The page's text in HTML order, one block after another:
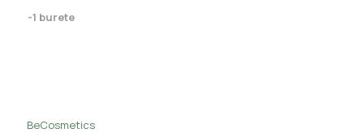
-1 burete
BeCosmetics